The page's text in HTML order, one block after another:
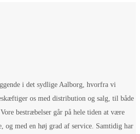
i det sydlige Aalborg, hvorfra vi
os med distribution og salg, til både
bestræbelser går på hele tiden at være
og med en høj grad af service. Samtidig har